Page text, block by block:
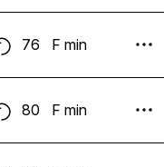
76 F min
80 F min